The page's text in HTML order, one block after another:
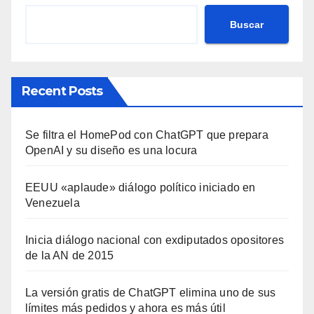
Buscar
Recent Posts
Se filtra el HomePod con ChatGPT que prepara
OpenAI y su diseño es una locura
EEUU «aplaude» diálogo político iniciado en
Venezuela
Inicia diálogo nacional con exdiputados opositores
de la AN de 2015
La versión gratis de ChatGPT elimina uno de sus
límites más pedidos y ahora es más útil